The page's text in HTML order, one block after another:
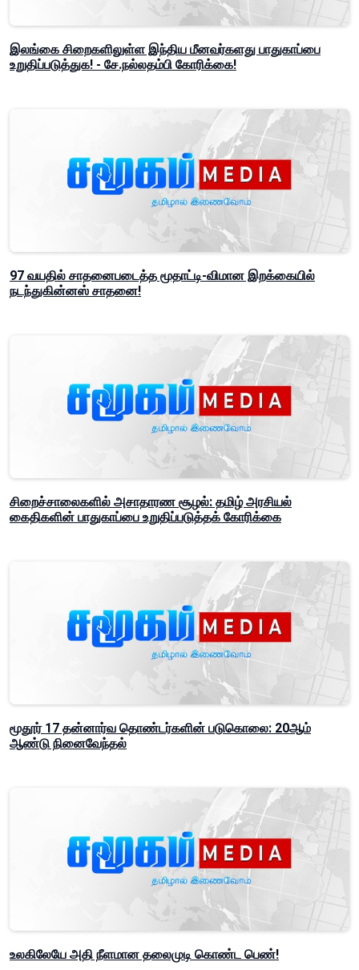
இலங்கை சிறைகளிலுள்ள இந்திய மீனவர்களது பாதுகாப்பை
உறுதிப்படுத்துக! - சே.நல்லதம்பி கோரிக்கை!
97 வயதில் சாதனைபடைத்த மூதாட்டி-விமான இறக்கையில்
நடந்துகின்னஸ் சாதனை!
சிறைச்சாலைகளில் அசாதாரண சூழல்: தமிழ் அரசியல்
கைதிகளின் பாதுகாப்பை உறுதிப்படுத்தக் கோரிக்கை
மூதூர் 17 தன்னார்வ தொண்டர்களின் படுகொலை: 20ஆம்
ஆண்டு நினைவேந்தல்
உலகிலேயே அதி நீளமான தலைமுடி கொண்ட பெண்!